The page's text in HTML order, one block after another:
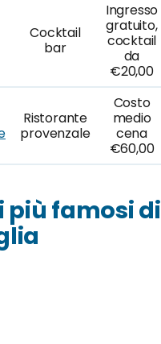
Cocktail
bar
Ingresso
gratuito,
cocktail
da
€20,00
Ristorante
provenzale
Costo
medio
cena
€60,00
più famosi di